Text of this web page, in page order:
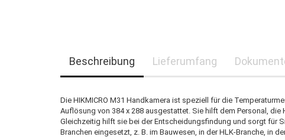
Beschreibung Lieferumfang
Die HIKMICRO M31 Handkamera ist speziell für die
Auflösung von 384 x 288 ausgestattet. Sie hilft dem Personal,
Gleichzeitig hilft sie bei der Entscheidungsfindung und sorgt für
Branchen eingesetzt, z. B. im Bauwesen, in der HLK-Branche, in